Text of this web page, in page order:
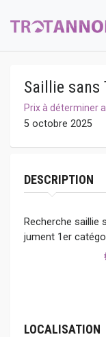
Saillie sans
Prix à déterminer
5 octobre 2025
DESCRIPTION
Recherche saillie
jument 1er
LOCALISATION